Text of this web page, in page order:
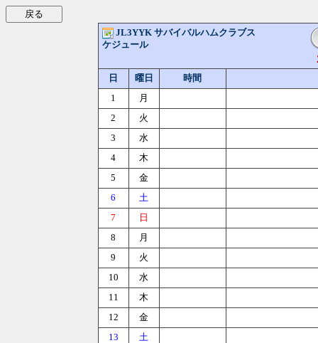
JL3YYK サバイバルハムクラブス
ケジュール
日 曜日
時間
1
月
2
火
3
水
4
木
5
金
6
土
7
日
8
月
9
火
10
水
11
木
12
金
13
土